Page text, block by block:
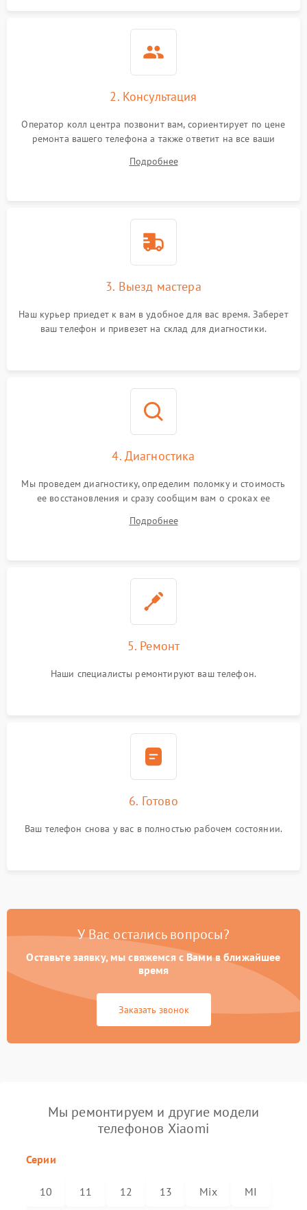
2. Консультация
Оператор колл центра позвонит вам, сориентирует по цене
ремонта вашего телефона а также ответит на все ваши
Подробнее
3. Выезд мастера
Наш курьер приедет к вам в удобное для вас время. Заберет
ваш телефон и привезет на склад для диагностики.
4. Диагностика
Мы проведем диагностику, определим поломку и стоимость
ее восстановления и сразу сообщим вам о сроках ее
Подробнее
5. Ремонт
Наши специалисты ремонтируют ваш телефон.
6. Готово
Ваш телефон снова у вас в полностью рабочем состоянии.
У Вас остались вопросы?
Оставьте заявку, мы свяжемся с Вами в ближайшее
время
Заказать звонок
Мы ремонтируем и другие модели
телефонов Xiaomi
Серии
10 11 12 13 Mix MI